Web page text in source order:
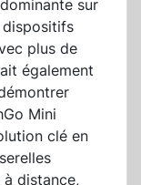
sur
dispositifs
plus de
également
Mini
clé en
distance,